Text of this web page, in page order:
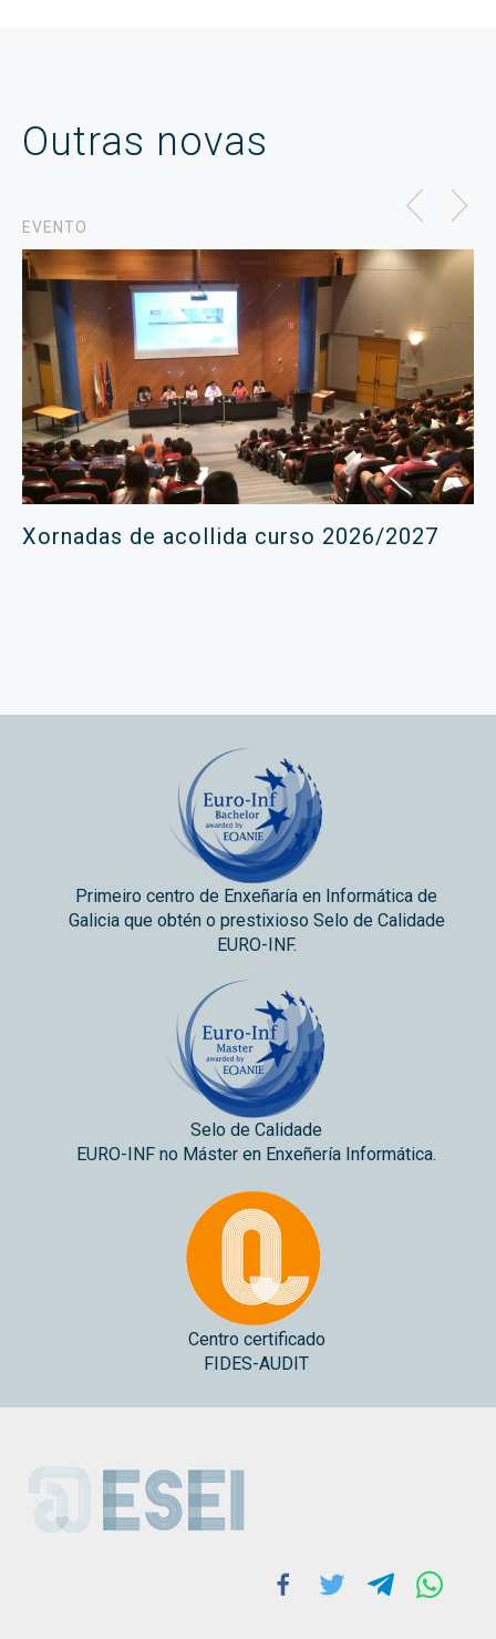
Outras novas
EVENTO
Xornadas de acollida curso 2026/2027
Primeiro centro de Enxeñaría en Informática de
Galicia que obtén o prestixioso Selo de Calidade
EURO-INF.
Selo de Calidade
EURO-INF no Máster en Enxeñería Informática.
Centro certificado
FIDES-AUDIT
ESEI
Facebook
Twitter Telegram